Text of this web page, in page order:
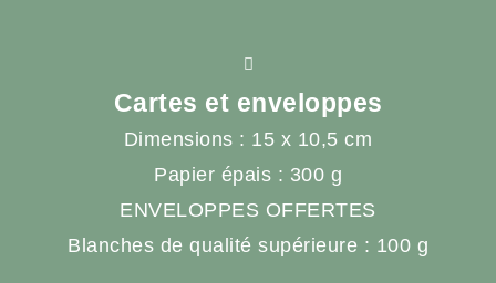
Cartes et enveloppes
Dimensions : 15 x 10,5 cm
Papier épais : 300 g
ENVELOPPES OFFERTES
Blanches de qualité supérieure : 100 g